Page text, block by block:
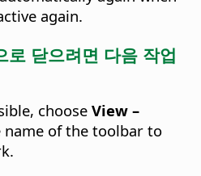
again.
로 닫으려면 다음 작업
choose View –
name of the toolbar to